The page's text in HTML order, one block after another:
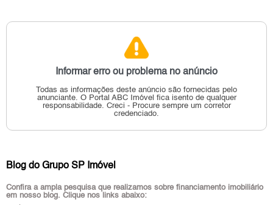
Informar erro ou problema no anúncio
Todas as informações deste anúncio são fornecidas pelo
anunciante. O Portal ABC Imóvel fica isento de qualquer
responsabilidade. Creci - Procure sempre um corretor
credenciado.
Blog do Grupo SP Imóvel
Confira a ampla pesquisa que realizamos sobre financiamento imobiliário
em nosso blog. Clique nos links abaixo: